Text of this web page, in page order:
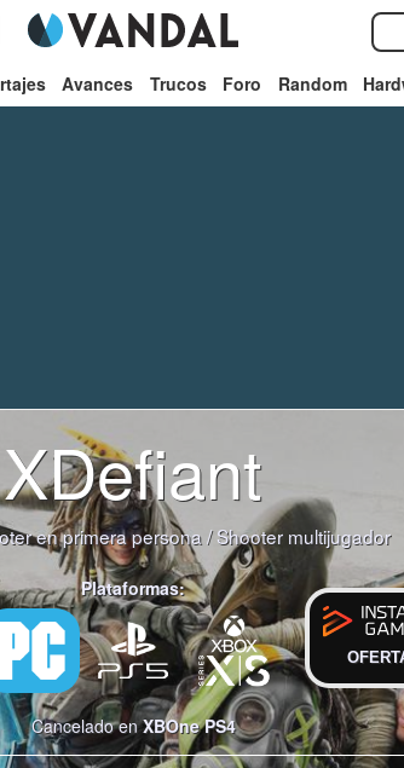
Avances Trucos Foro Random
XDefiant
en primera persona/Shooter multijugador
Plataformas:
Cancelado enXBOne PS4